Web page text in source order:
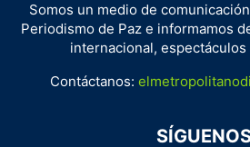
Somos un medio de
Periodismo de Paz e informamos
internacional, espectáculos
Contáctanos: